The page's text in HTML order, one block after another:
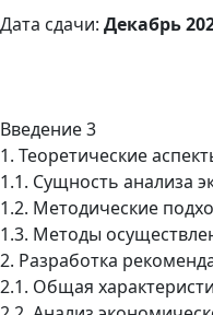
Дата сдачи: Декабрь
Введение 3
1. Теоретические
1.1. Сущность анализа
1.2. Методические
1.3. Методы
2. Разработка
2.1. Общая